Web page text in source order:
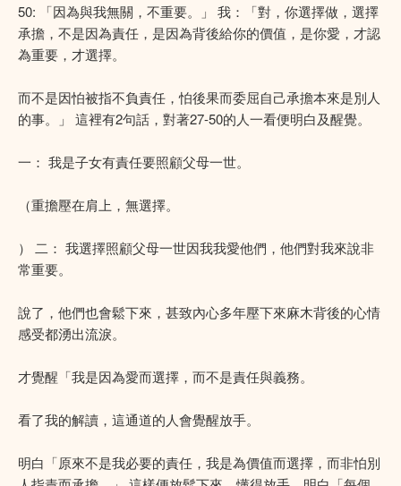
50: 「因為與我無關，不重要。」 我：「對，你選擇做，選擇
承擔，不是因為責任，是因為背後給你的價值，是你愛，才認
為重要，才選擇。
而不是因怕被指不負責任，怕後果而委屈自己承擔本來是別人
的事。」 這裡有2句話，對著27-50的人一看便明白及醒覺。
一： 我是子女有責任要照顧父母一世。
（重擔壓在肩上，無選擇。
） 二： 我選擇照顧父母一世因我我愛他們，他們對我來說非
常重要。
說了，他們也會鬆下來，甚致內心多年壓下來麻木背後的心情
感受都湧出流淚。
才覺醒「我是因為愛而選擇，而不是責任與義務。
看了我的解讀，這通道的人會覺醒放手。
明白「原來不是我必要的責任，我是為價值而選擇，而非怕別